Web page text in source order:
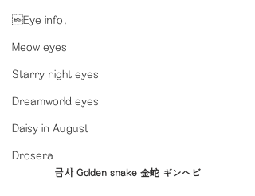
Eye info.
Meow eyes
Starry night eyes
Dreamworld eyes
Daisy in August
Drosera
금사 Golden snake 金蛇 ギンヘビ